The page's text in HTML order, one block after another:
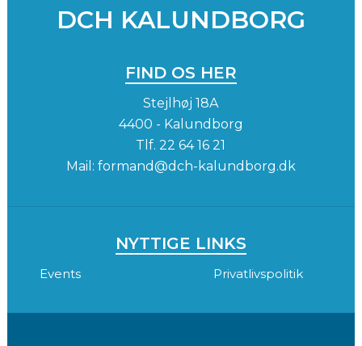
INSTAGRAM
DCH KALUNDBORG
FIND OS HER
Stejlhøj 18A
4400 - Kalundborg
Tlf.22 64 16 21
Mail: formand@dch-kalundborg.dk
NYTTIGE LINKS
Events Privatlivspolitik